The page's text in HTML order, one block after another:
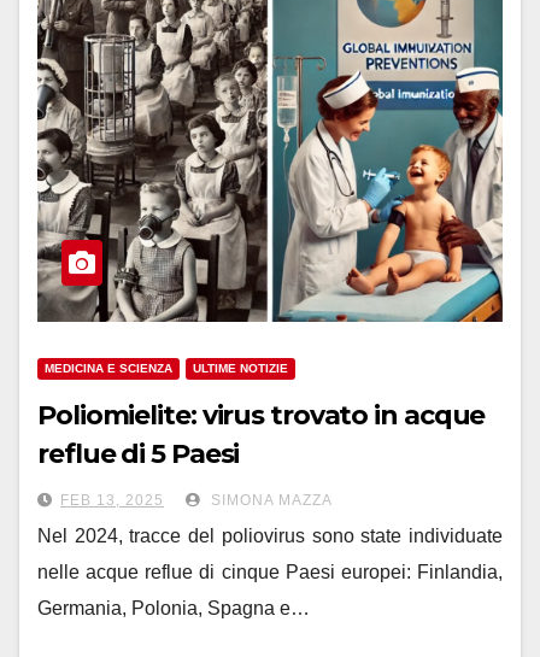
MEDICINA E SCIENZA ULTIME NOTIZIE
Poliomielite: virus trovato in acque
reflue di 5 Paesi
FEB 13, 2025 SIMONA MAZZA
Nel 2024, tracce del poliovirus sono state individuate
nelle acque reflue di cinque Paesi europei: Finlandia,
Germania, Polonia, Spagna e…